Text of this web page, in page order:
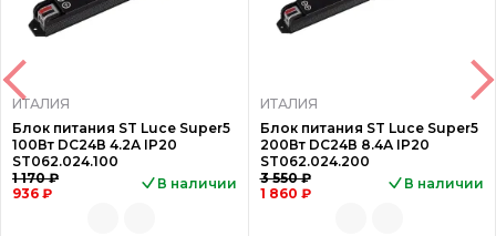
ИТАЛИЯ
Блок питания ST Luce Super5
100Вт DC24В 4.2А IP20
ST062.024.100
1 170 ₽
936 ₽
В наличии
ИТАЛИЯ
Блок питания ST Luce Super5
200Вт DC24В 8.4А IP20
ST062.024.200
3 550 ₽
1 860 ₽
В наличии